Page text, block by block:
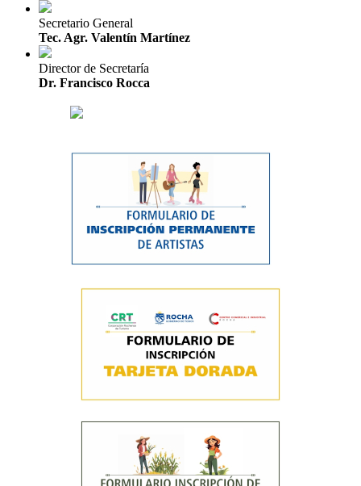
Secretario General
Tec. Agr. Valentín Martínez
Director de Secretaría
Dr. Francisco Rocca